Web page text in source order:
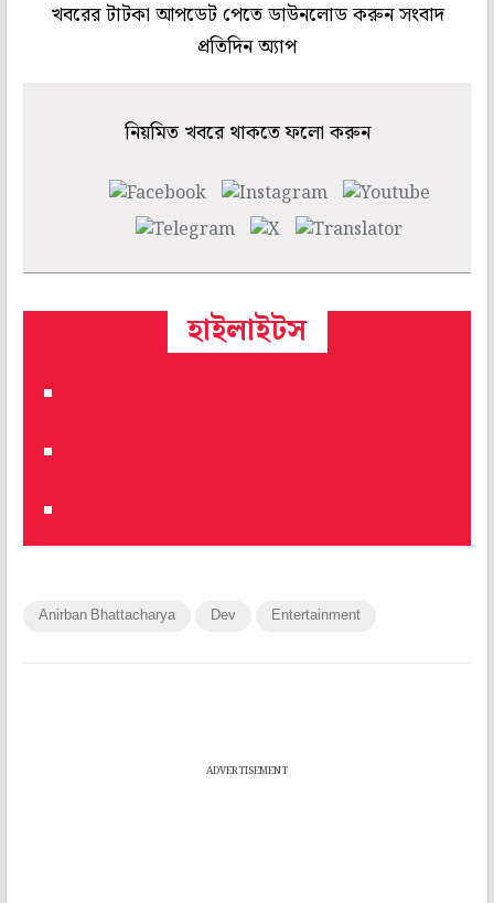
খবরের টাটকা আপডেট পেতে ডাউনলোড করুন সংবাদ
প্রতিদিন অ্যাপ
নিয়মিত খবরে থাকতে ফলো করুন
হাইলাইটস
Anirban Bhattacharya Dev Entertainment
ADVERTISEMENT